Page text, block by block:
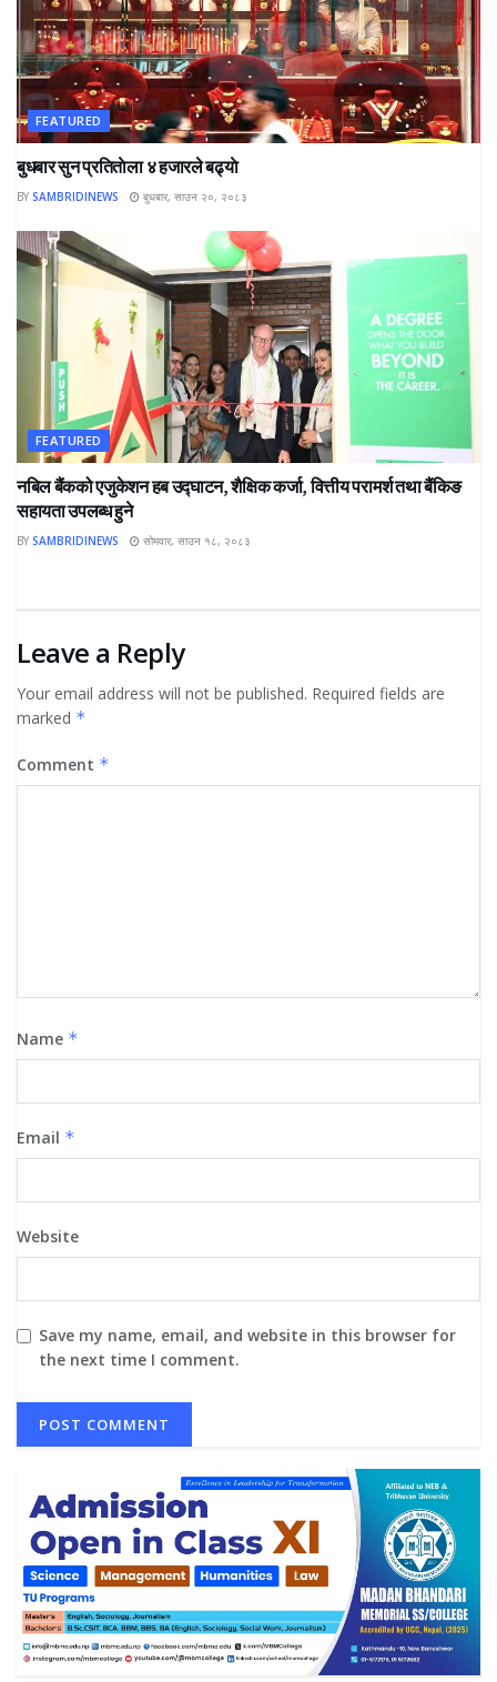
FEATURED
बुधबार सुन प्रतिताेला ४ हजारले बढ्याे
BY SAMBRIDINEWS बुधबार, साउन २०, २०८३
FEATURED
नबिल बैंकको एजुकेशन हब उद्घाटन, शैक्षिक कर्जा, वित्तीय परामर्श तथा बैंकिङ
सहायता उपलब्ध हुने
BY SAMBRIDINEWS सोमवार, साउन १८, २०८३
Leave a Reply
Your email address will not be published. Required fields are
marked *
Comment *
Name *
Email *
Website
Save my name, email, and website in this browser for
the next time I comment.